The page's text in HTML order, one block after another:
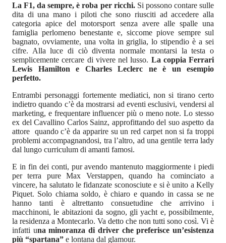
La F1, da sempre, è roba per ricchi. Si possono contare sulle
dita di una mano i piloti che sono riusciti ad accedere alla
categoria apice del motorsport senza avere alle spalle una
famiglia perlomeno benestante e, siccome piove sempre sul
bagnato, ovviamente, una volta in griglia, lo stipendio è a sei
cifre. Alla luce di ciò diventa normale montarsi la testa o
semplicemente cercare di vivere nel lusso. La coppia Ferrari
Lewis Hamilton e Charles Leclerc ne è un esempio
perfetto.
Entrambi personaggi fortemente mediatici, non si tirano certo
indietro quando c’è da mostrarsi ad eventi esclusivi, vendersi al
marketing, e frequentare influencer più o meno note. Lo stesso
ex del Cavallino Carlos Sainz, approfittando del suo aspetto da
attore quando c’è da apparire su un red carpet non si fa troppi
problemi accompagnandosi, tra l’altro, ad una gentile terra lady
dal lungo curriculum di amanti famosi.
E in fin dei conti, pur avendo mantenuto maggiormente i piedi
per terra pure Max Verstappen, quando ha cominciato a
vincere, ha salutato le fidanzate sconosciute e si è unito a Kelly
Piquet. Solo chiama soldo, è chiaro e quando in cassa se ne
hanno tanti è altrettanto consuetudine che arrivino i
macchinoni, le abitazioni da sogno, gli yacht e, possibilmente,
la residenza a Montecarlo. Va detto che non tutti sono così. Vi è
infatti una minoranza di driver che preferisce un’esistenza
più “spartana” e lontana dal glamour.